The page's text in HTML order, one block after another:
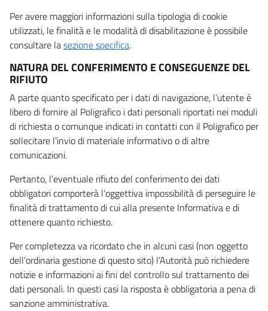
Per avere maggiori informazioni sulla tipologia di cookie
utilizzati, le finalità e le modalità di disabilitazione è possibile
consultare lasezione specifica.
NATURA DEL CONFERIMENTO E CONSEGUENZE DEL
RIFIUTO
A parte quanto specificato per i dati di navigazione, l’utente è
libero di fornire al Poligrafico i dati personali riportati nei moduli
di richiesta o comunque indicati in contatti con il Poligrafico per
sollecitare l’invio di materiale informativo o di altre
comunicazioni.
Pertanto, l’eventuale rifiuto del conferimento dei dati
obbligatori comporterà l’oggettiva impossibilità di perseguire le
finalità di trattamento di cui alla presente Informativa e di
ottenere quanto richiesto.
Per completezza va ricordato che in alcuni casi (non oggetto
dell’ordinaria gestione di questo sito) l’Autorità può richiedere
notizie e informazioni ai fini del controllo sul trattamento dei
dati personali. In questi casi la risposta è obbligatoria a pena di
sanzione amministrativa.